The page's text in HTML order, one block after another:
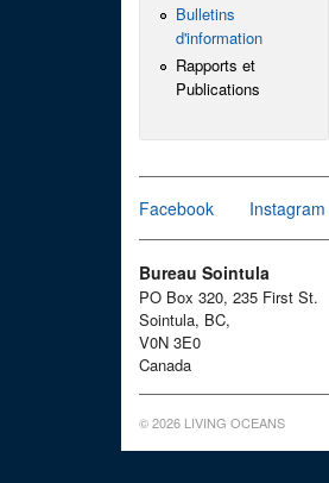
Bulletins
d'information
Rapports et
Publications
Facebook Instagram
Bureau Sointula
PO Box 320, 235 First St.
Sointula, BC,
V0N 3E0
Canada
© 2026 LIVING OCEANS